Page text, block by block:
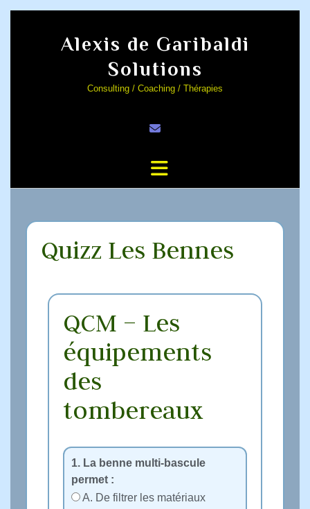
Alexis de Garibaldi
Solutions
Consulting / Coaching / Thérapies
Quizz Les Bennes
QCM – Les
équipements
des
tombereaux
1. La benne multi‑bascule
permet :
A. De filtrer les matériaux